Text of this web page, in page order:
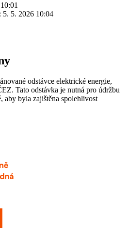
5. 5. 2026 10:04
odstávce elektrické energie,
Tato odstávka je nutná pro údržbu
aby byla zajištěna spolehlivost